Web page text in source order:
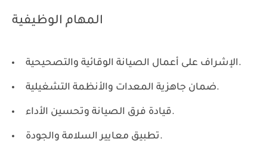
المهام الوظيفية
الإشراف على أعمال الصيانة الوقائية والتصحيحية.
ضمان جاهزية المعدات والأنظمة التشغيلية.
قيادة فرق الصيانة وتحسين الأداء.
تطبيق معايير السلامة والجودة.